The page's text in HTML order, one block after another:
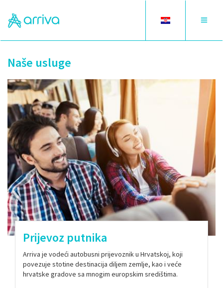
Toggle
Toggle
Naše usluge
Prijevoz putnika
Arriva je vodeći autobusni prijevoznik u Hrvatskoj, koji
povezuje stotine destinacija diljem zemlje, kao i veće
hrvatske gradove sa mnogim europskim središtima.